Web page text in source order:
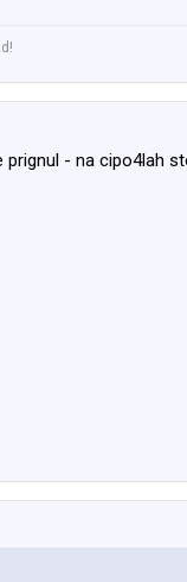
prignul - na cipo4lah